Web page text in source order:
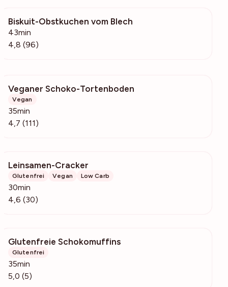
Biskuit-Obstkuchen vom Blech
43min
4,8 (96)
Veganer Schoko-Tortenboden
Vegan
35min
4,7 (111)
Leinsamen-Cracker
Glutenfrei Vegan Low Carb
30min
4,6 (30)
Glutenfreie Schokomuffins
Glutenfrei
35min
5,0 (5)